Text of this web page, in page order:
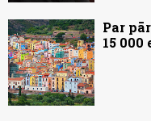
Par
15 000